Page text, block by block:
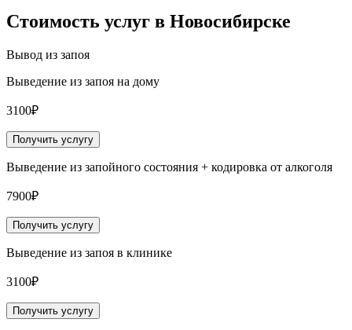
Стоимость услуг в Новосибирске
Вывод из запоя
Выведение из запоя на дому
3100₽
Получить услугу
Выведение из запойного состояния + кодировка от алкоголя
7900₽
Получить услугу
Выведение из запоя в клинике
3100₽
Получить услугу